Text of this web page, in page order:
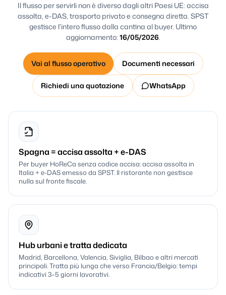
Il flusso per servirli non è diverso dagli altri Paesi UE: accisa
assolta, e-DAS, trasporto privato e consegna diretta. SPST
gestisce l'intero flusso dalla cantina al buyer. Ultimo
aggiornamento: 16/05/2026.
Vai al flusso operativo Documenti necessari
Richiedi una quotazione WhatsApp
Spagna = accisa assolta + e-DAS
Per buyer HoReCa senza codice accisa: accisa assolta in
Italia + e-DAS emesso da SPST. Il ristorante non gestisce
nulla sul fronte fiscale.
Hub urbani e tratta dedicata
Madrid, Barcellona, Valencia, Siviglia, Bilbao e altri mercati
principali. Tratta più lunga che verso Francia/Belgio: tempi
indicativi 3–5 giorni lavorativi.